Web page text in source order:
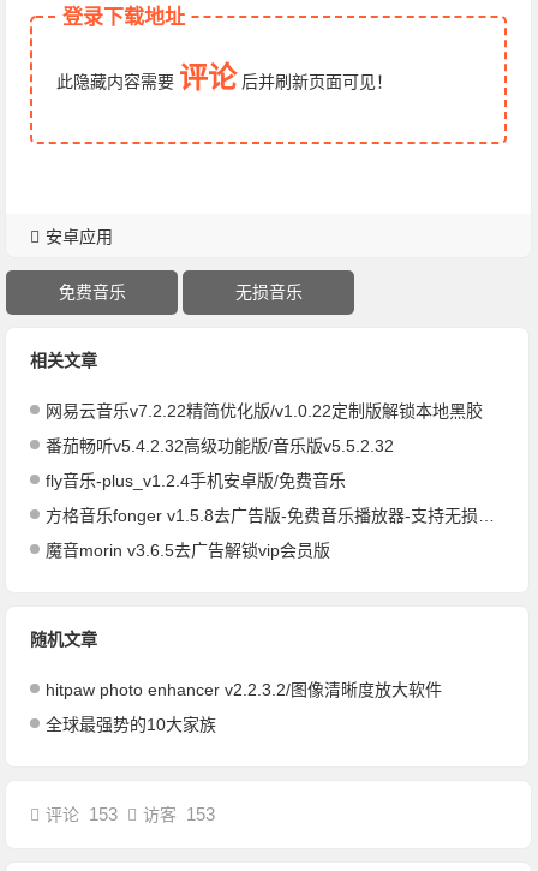
登录下载地址
此隐藏内容需要 评论 后并刷新页面可见！
安卓应用
免费音乐 无损音乐
相关文章
网易云音乐v7.2.22精简优化版/v1.0.22定制版解锁本地黑胶
番茄畅听v5.4.2.32高级功能版/音乐版v5.5.2.32
fly音乐-plus_v1.2.4手机安卓版/免费音乐
方格音乐fonger v1.5.8去广告版-免费音乐播放器-支持无损下载
魔音morin v3.6.5去广告解锁vip会员版
随机文章
hitpaw photo enhancer v2.2.3.2/图像清晰度放大软件
全球最强势的10大家族
评论 153 访客 153